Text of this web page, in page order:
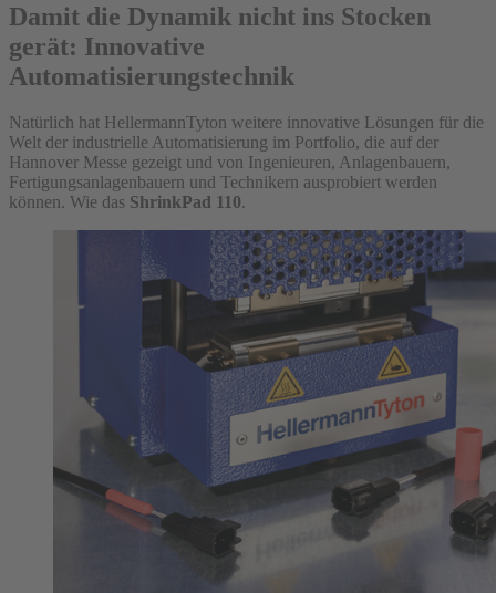
Damit die Dynamik nicht ins Stocken
gerät: Innovative
Automatisierungstechnik
Natürlich hat HellermannTyton weitere innovative Lösungen für die
Welt der industrielle Automatisierung im Portfolio, die auf der
Hannover Messe gezeigt und von Ingenieuren, Anlagenbauern,
Fertigungsanlagenbauern und Technikern ausprobiert werden
können. Wie das ShrinkPad 110.